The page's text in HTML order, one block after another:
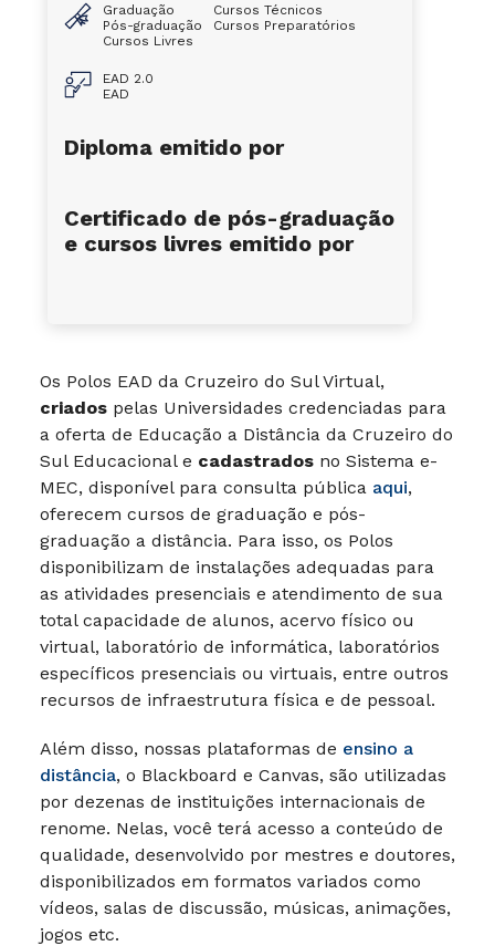
Os Polos EAD da Cruzeiro do Sul Virtual,
criados pelas Universidades credenciadas para
a oferta de Educação a Distância da Cruzeiro do
Sul Educacional e cadastrados no Sistema e-
MEC, disponível para consulta pública aqui,
oferecem cursos de graduação e pós-
graduação a distância. Para isso, os Polos
disponibilizam de instalações adequadas para
as atividades presenciais e atendimento de sua
total capacidade de alunos, acervo físico ou
virtual, laboratório de informática, laboratórios
específicos presenciais ou virtuais, entre outros
recursos de infraestrutura física e de pessoal.
Além disso, nossas plataformas de ensino a
distância, o Blackboard e Canvas, são utilizadas
por dezenas de instituições internacionais de
renome. Nelas, você terá acesso a conteúdo de
qualidade, desenvolvido por mestres e doutores,
disponibilizados em formatos variados como
vídeos, salas de discussão, músicas, animações,
jogos etc.
Graduação
Pós-graduação
Cursos Livres
Cursos Técnicos
Cursos Preparatórios
EAD 2.0
EAD
Diploma emitido por
Certificado de pós-graduação
e cursos livres emitido por